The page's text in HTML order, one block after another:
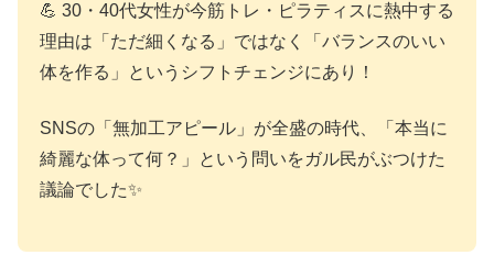
💪 30・40代女性が今筋トレ・ピラティスに熱中する
理由は「ただ細くなる」ではなく「バランスのいい
体を作る」というシフトチェンジにあり！
SNSの「無加工アピール」が全盛の時代、「本当に
綺麗な体って何？」という問いをガル民がぶつけた
議論でした✨